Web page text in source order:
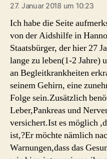
27. Januar 2018 um 10:23
Ich habe die Seite
von der Aidshilfe in
Staatsbürger, der hier 27
lange zu leben(1-2 Jahre)
an Begleitkrankheiten
seinem Gehirn, eine
Folge sein.Zusätzlich
Leber,Pankreas und
versichert.Ist es möglich
ist,?Er möchte nämlich
Warnungen,dass das